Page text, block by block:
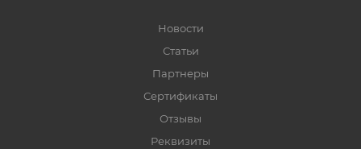
Новости
Статьи
Партнеры
Сертификаты
Отзывы
Реквизиты